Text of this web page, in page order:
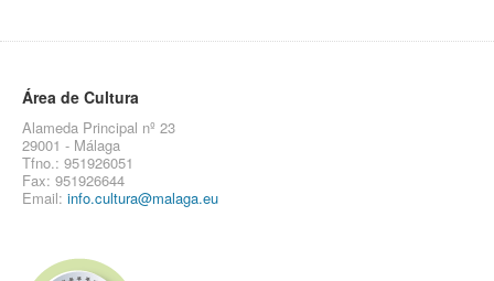
Área de Cultura
Alameda Principal nº 23
29001 - Málaga
Tfno.: 951926051
Fax: 951926644
Email: info.cultura@malaga.eu